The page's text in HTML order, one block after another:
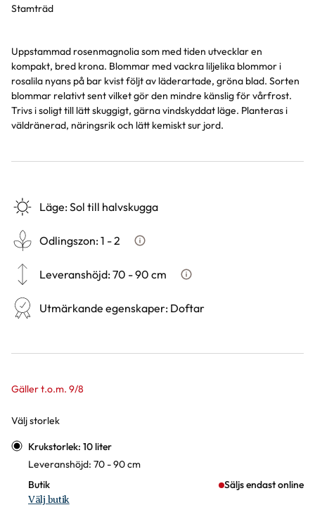
Stamträd
Uppstammad rosenmagnolia som med tiden utvecklar en
kompakt, bred krona. Blommar med vackra liljelika blommor i
rosalila nyans på bar kvist följt av läderartade, gröna blad. Sorten
blommar relativt sent vilket gör den mindre känslig för vårfrost.
Trivs i soligt till lätt skuggigt, gärna vindskyddat läge. Planteras i
väldränerad, näringsrik och lätt kemiskt sur jord.
Läge:Sol till halvskugga
Odlingszon:1 - 2 Vad är odlingszon?
Leveranshöjd:70 - 90 cm Hur vi mäter leveranshöjd på
Utmärkande egenskaper: Doftar
Gäller t.o.m. 9/8
Välj storlek
Varianter
Krukstorlek: 10 liter
Leveranshöjd: 70 - 90 cm
Butik
Säljs endast online
Välj butik